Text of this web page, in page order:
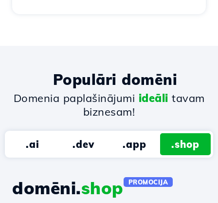
Populāri domēni
Domenia paplašinājumi ideāli tavam
biznesam!
.ai .dev .app .shop
domēni.shop PROMOCIJA